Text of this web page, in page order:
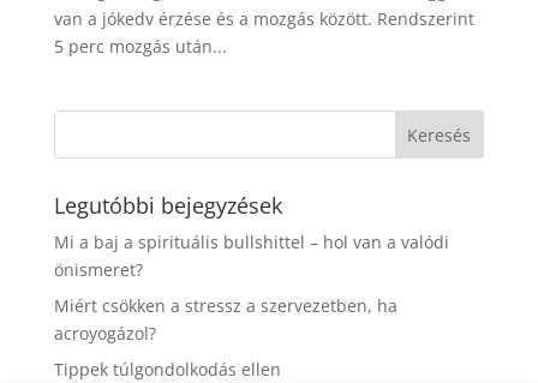
van a jókedv érzése és a mozgás között. Rendszerint
5 perc mozgás után...
Legutóbbi bejegyzések
Mi a baj a spirituális bullshittel – hol van a valódi
önismeret?
Miért csökken a stressz a szervezetben, ha
acroyogázol?
Tippek túlgondolkodás ellen